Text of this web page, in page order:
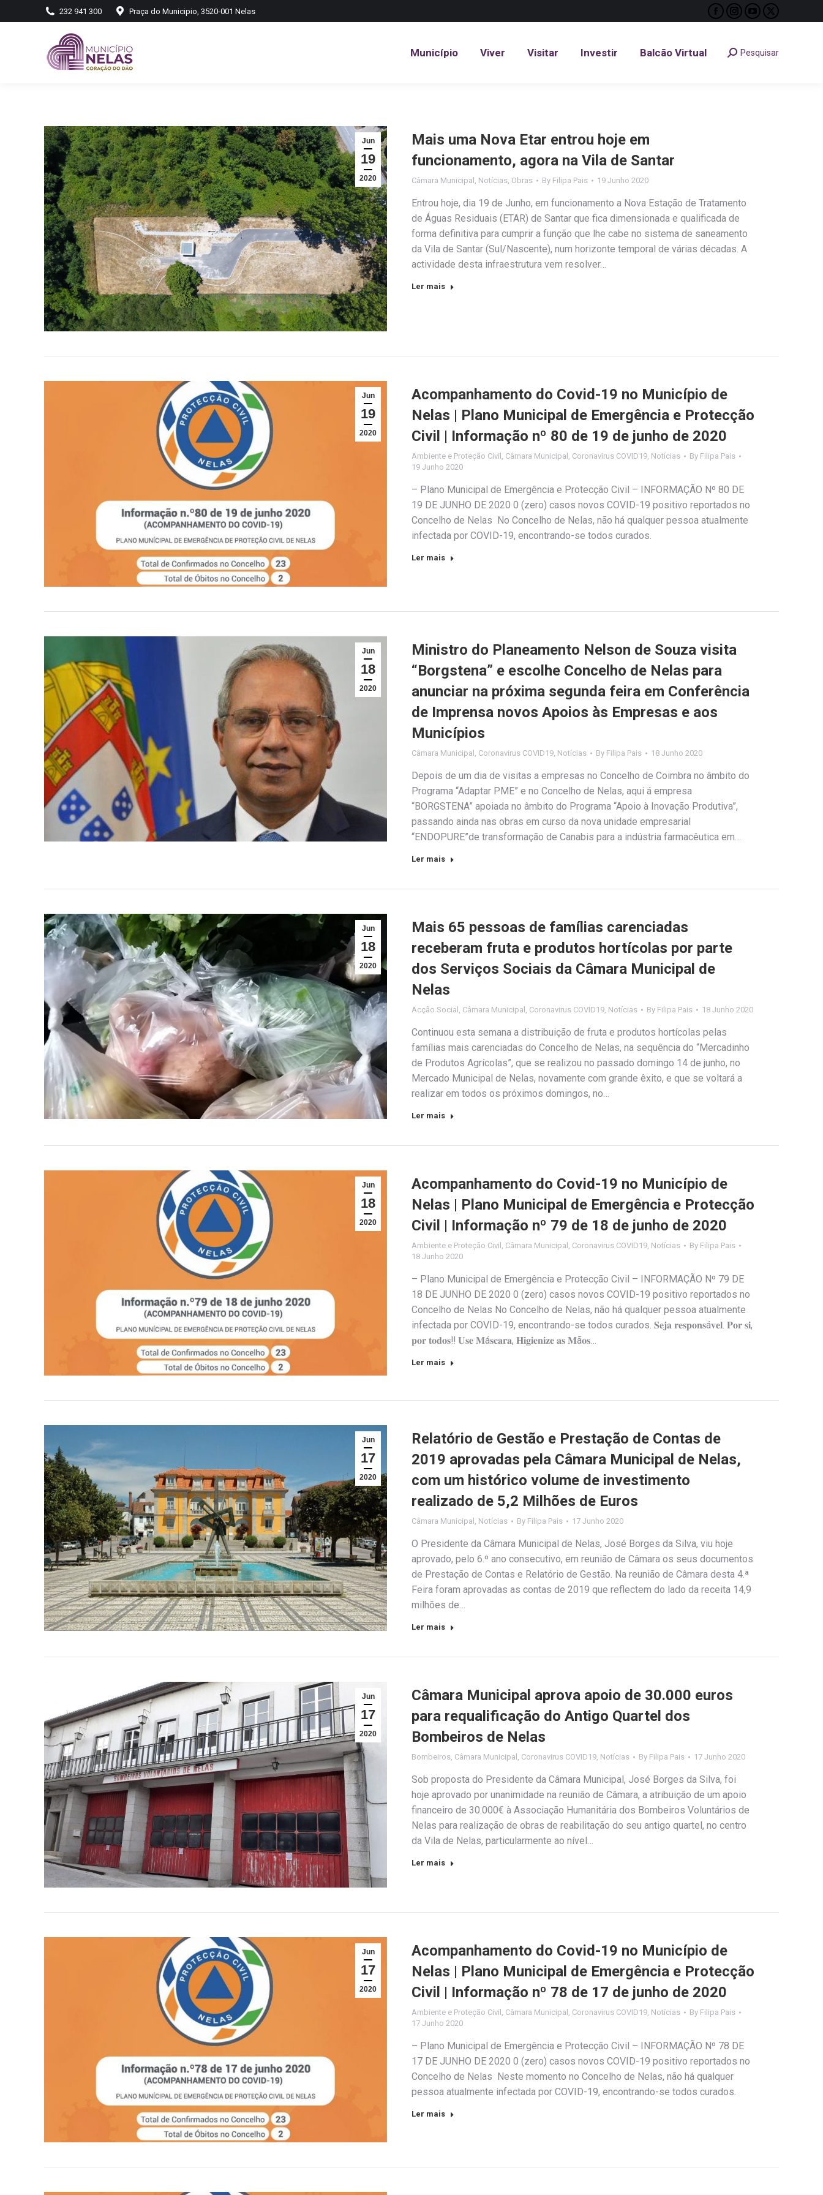
232 941 300 Praça do Municipio, 3520-001 Nelas
Facebook
opens
Instagram
opens
YouTube
opens
X
opens
Município Viver Visitar Investir Balcão Virtual Search:Pesquisar
Jun
19
2020
Mais uma Nova Etar entrou hoje em
funcionamento, agora na Vila de Santar
Câmara Municipal , Notícias, Obras By Filipa Pais 19 Junho 2020
Entrou hoje, dia 19 de Junho, em funcionamento a Nova Estação de Tratamento
de Águas Residuais (ETAR) de Santar que fica dimensionada e qualificada de
forma definitiva para cumprir a função que lhe cabe no sistema de saneamento
da Vila de Santar (Sul/Nascente), num horizonte temporal de várias décadas. A
actividade desta infraestrutura vem resolver…
Ler mais
Jun
19
2020
Acompanhamento do Covid-19 no Município de
Nelas | Plano Municipal de Emergência e Protecção
Civil | Informação nº 80 de 19 de junho de 2020
Ambiente e Proteção Civil , Câmara Municipal , Coronavirus COVID19, Notícias By Filipa Pais
19 Junho 2020
– Plano Municipal de Emergência e Protecção Civil – INFORMAÇÃO Nº 80 DE
19 DE JUNHO DE 2020 0 (zero) casos novos COVID-19 positivo reportados no
Concelho de Nelas No Concelho de Nelas, não há qualquer pessoa atualmente
infectada por COVID-19, encontrando-se todos curados.
Ler mais
Jun
18
2020
Ministro do Planeamento Nelson de Souza visita
“Borgstena” e escolhe Concelho de Nelas para
anunciar na próxima segunda feira em Conferência
de Imprensa novos Apoios às Empresas e aos
Municípios
Câmara Municipal Coronavirus COVID19 Notícias By Filipa Pais 18 Junho 2020
Depois de um dia de visitas a empresas no Concelho de Coimbra no âmbito do
Programa “Adaptar PME” e no Concelho de Nelas, aqui á empresa
“BORGSTENA” apoiada no âmbito do Programa “Apoio à Inovação Produtiva”,
passando ainda nas obras em curso da nova unidade empresarial
“ENDOPURE”de transformação de Canabis para a indústria farmacêutica em…
Ler mais
Jun
18
2020
Mais 65 pessoas de famílias carenciadas
receberam fruta e produtos hortícolas por parte
dos Serviços Sociais da Câmara Municipal de
Nelas
Acção Social Câmara Municipal Coronavirus COVID19 Notícias By Filipa Pais 18 Junho 2020
Continuou esta semana a distribuição de fruta e produtos hortícolas pelas
famílias mais carenciadas do Concelho de Nelas, na sequência do “Mercadinho
de Produtos Agrícolas”, que se realizou no passado domingo 14 de junho, no
Mercado Municipal de Nelas, novamente com grande êxito, e que se voltará a
realizar em todos os próximos domingos, no…
Ler mais
Jun
18
2020
Acompanhamento do Covid-19 no Município de
Nelas | Plano Municipal de Emergência e Protecção
Civil | Informação nº 79 de 18 de junho de 2020
Ambiente e Proteção Civil Câmara Municipal Coronavirus COVID19 Notícias By Filipa Pais
18 Junho 2020
– Plano Municipal de Emergência e Protecção Civil – INFORMAÇÃO Nº 79 DE
18 DE JUNHO DE 2020 0 (zero) casos novos COVID-19 positivo reportados no
Concelho de Nelas No Concelho de Nelas, não há qualquer pessoa atualmente
infectada por COVID-19, encontrando-se todos curados. 𝐒𝐞𝐣𝐚 𝐫𝐞𝐬𝐩𝐨𝐧𝐬á𝐯𝐞𝐥. 𝐏𝐨𝐫 𝐬𝐢,
𝐩𝐨𝐫 𝐭𝐨𝐝𝐨𝐬‼️ 𝐔𝐬𝐞 𝐌á𝐬𝐜𝐚𝐫𝐚, 𝐇𝐢𝐠𝐢𝐞𝐧𝐢𝐳𝐞 𝐚𝐬 𝐌ã𝐨𝐬…
Ler mais
Jun
17
2020
Relatório de Gestão e Prestação de Contas de
2019 aprovadas pela Câmara Municipal de Nelas,
com um histórico volume de investimento
realizado de 5,2 Milhões de Euros
Câmara Municipal , Notícias By Filipa Pais 17 Junho 2020
O Presidente da Câmara Municipal de Nelas, José Borges da Silva, viu hoje
aprovado, pelo 6.º ano consecutivo, em reunião de Câmara os seus documentos
de Prestação de Contas e Relatório de Gestão. Na reunião de Câmara desta 4.ª
Feira foram aprovadas as contas de 2019 que reflectem do lado da receita 14,9
milhões de…
Ler mais
Jun
17
2020
Câmara Municipal aprova apoio de 30.000 euros
para requalificação do Antigo Quartel dos
Bombeiros de Nelas
Bombeiros, Câmara Municipal , Coronavirus COVID19, Notícias By Filipa Pais 17 Junho 2020
Sob proposta do Presidente da Câmara Municipal, José Borges da Silva, foi
hoje aprovado por unanimidade na reunião de Câmara, a atribuição de um apoio
financeiro de 30.000€ à Associação Humanitária dos Bombeiros Voluntários de
Nelas para realização de obras de reabilitação do seu antigo quartel, no centro
da Vila de Nelas, particularmente ao nível…
Ler mais
Jun
17
2020
Acompanhamento do Covid-19 no Município de
Nelas | Plano Municipal de Emergência e Protecção
Civil | Informação nº 78 de 17 de junho de 2020
Ambiente e Proteção Civil Câmara Municipal Coronavirus COVID19 Notícias By Filipa Pais
17 Junho 2020
– Plano Municipal de Emergência e Protecção Civil – INFORMAÇÃO Nº 78 DE
17 DE JUNHO DE 2020 0 (zero) casos novos COVID-19 positivo reportados no
Concelho de Nelas Neste momento no Concelho de Nelas, não há qualquer
pessoa atualmente infectada por COVID-19, encontrando-se todos curados.
Ler mais
Município Viver Visitar Investir Balcão Virtual Search:
Pesquisar